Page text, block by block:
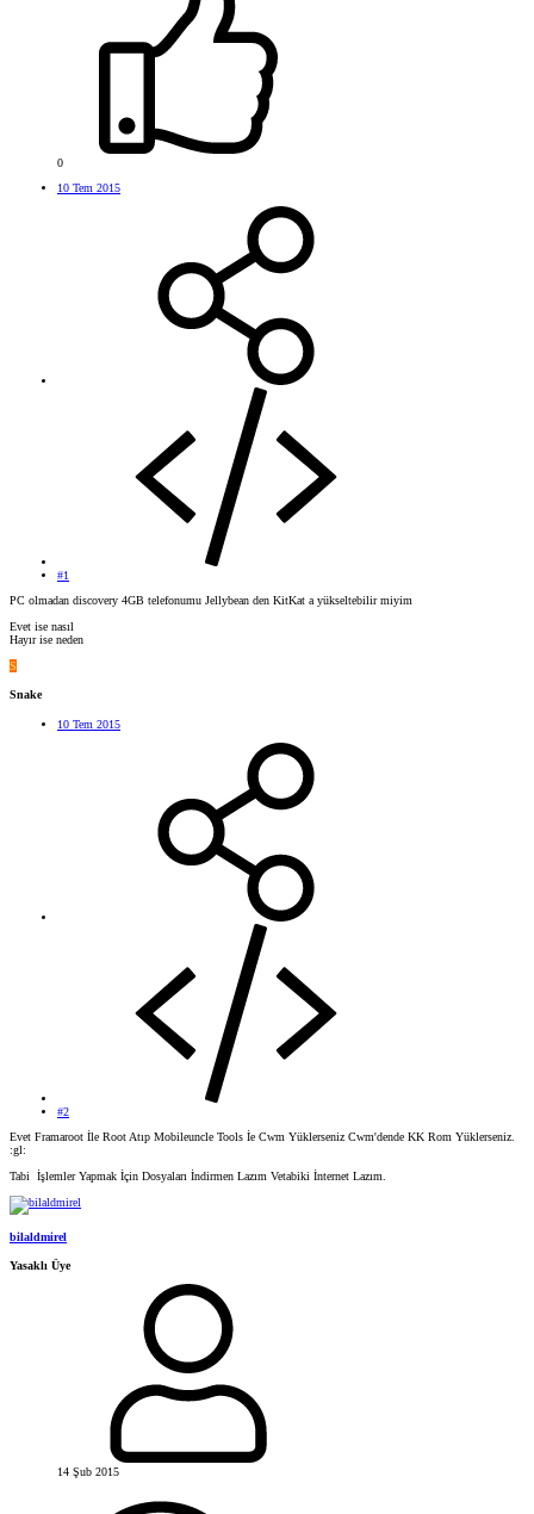
0
10 Tem 2015
#1
PC olmadan discovery 4GB telefonumu Jellybean den KitKat a yükseltebilir miyim
Evet ise nasıl
Hayır ise neden
S
Snake
10 Tem 2015
#2
Evet Framaroot İle Root Atıp Mobileuncle Tools İe Cwm Yüklerseniz Cwm'dende KK Rom Yüklerseniz.
:gl:
Tabi İşlemler Yapmak İçin Dosyaları İndirmen Lazım Vetabiki İnternet Lazım.
bilaldmirel
Yasaklı Üye
14 Şub 2015